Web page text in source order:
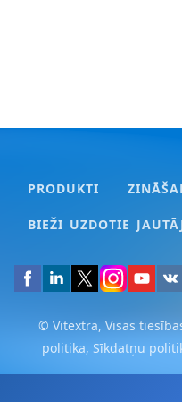
PRODUKTI
BIEŽI UZDOTIE
© Vitextra, Visas
politika, Sīkdatņu